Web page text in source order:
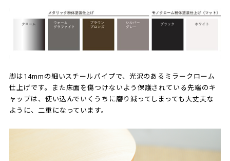
脚は14mmの細いスチールパイプで、光沢のあるミラークローム
仕上げです。また床面を傷つけないよう保護されている先端のキ
ャップは、使い込んでいくうちに磨り減ってしまっても大丈夫な
ように、二重になっています。